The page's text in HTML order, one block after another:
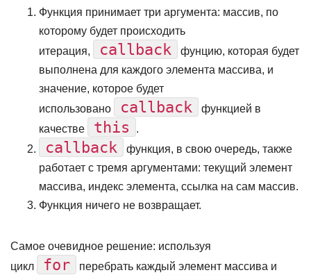
Функция принимает три аргумента: массив, по
которому будет происходить
итерация,
callback
фунцию, которая будет
выполнена для каждого элемента массива, и
значение, которое будет
использовано
callback
функцией в
качестве
this .
callback
функция, в свою очередь, также
работает с тремя аргументами: текущий элемент
массива, индекс элемента, ссылка на сам массив.
Функция ничего не возвращает.
Самое очевидное решение: используя
цикл
for
перебрать каждый элемент массива и